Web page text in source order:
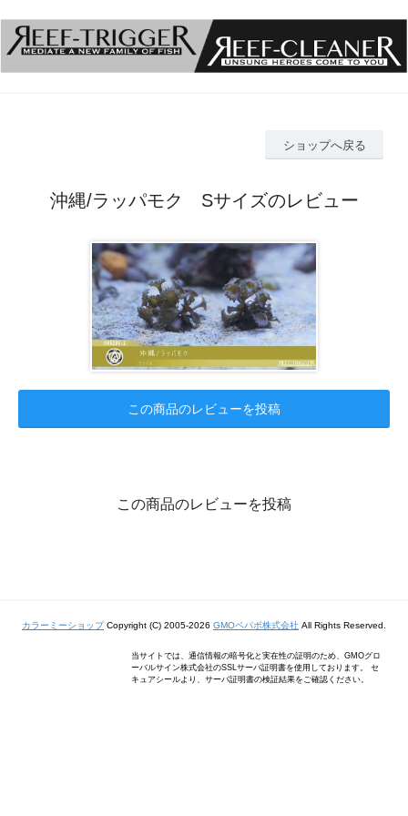
ショップへ戻る
沖縄/ラッパモク Sサイズのレビュー
この商品のレビューを投稿
この商品のレビューを投稿
カラーミーショップCopyright (C) 2005-2026 GMOペパボ株式会社 All Rights Reserved.
当サイトでは、通信情報の暗号化と実在性の証明のため、GMOグロ
ーバルサイン株式会社のSSLサーバ証明書を使用しております。 セ
キュアシールより、サーバ証明書の検証結果をご確認ください。